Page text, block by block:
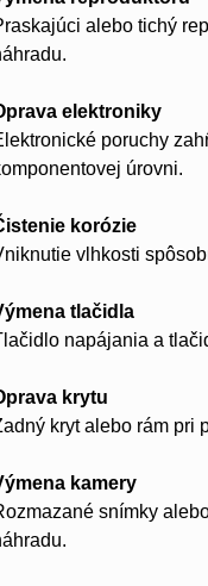
alebo tichý
elektroniky
poruchy
úrovni.
korózie
vlhkosti
tlačidla
napájania a
krytu
kryt alebo rám pri
kamery
snímky